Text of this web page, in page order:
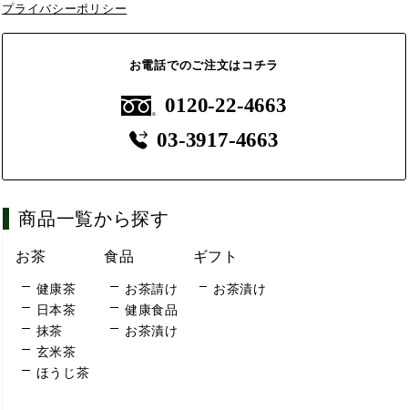
プライバシーポリシー
お電話でのご注文はコチラ
0120-22-4663
03-3917-4663
商品一覧から探す
お茶
健康茶
日本茶
抹茶
玄米茶
ほうじ茶
食品
お茶請け
健康食品
お茶漬け
ギフト
お茶漬け